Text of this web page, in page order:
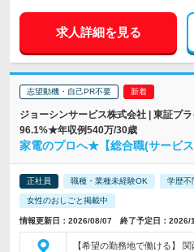
求人詳細を見る
志望動機・自己PR不要
ジョーシンサービス株式会社 | 東証プ
96.1%★年収例540万/30歳
家電のプロへ★【総合職(サービス
正社員 職種・業種未経験OK 学歴不
女性のおしごと掲載中
情報更新日：2026/08/07 終了予定日：2026/
【希望の勤務地で働ける】